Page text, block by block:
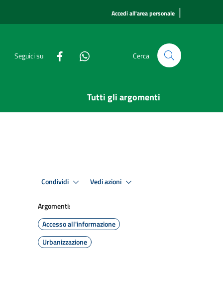
Accedi all'area personale |
Seguici su Cerca
Tutti gli argomenti
Condividi Vedi azioni
Argomenti:
Accesso all'informazione
Urbanizzazione